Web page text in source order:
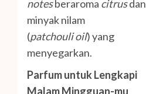
notesberaroma citrusdan
minyak nilam
(patchouli oil) yang
menyegarkan.
Parfum untuk Lengkapi
Malam Mingguan-mu